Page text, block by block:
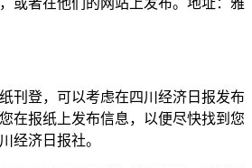
刊登，可以考虑在四川经济日报发布
在报纸上发布信息，以便尽快找到您
经济日报社。